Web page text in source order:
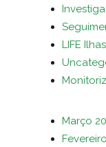
LIFE
Março